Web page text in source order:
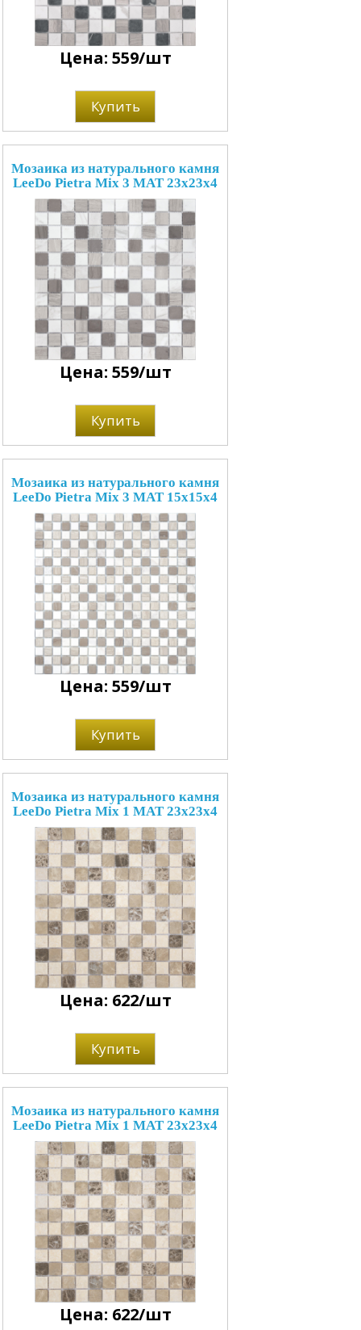
Цена: 559/шт
Купить
Мозаика из натурального камня
LeeDo Pietra Mix 3 MAT 23x23x4
Цена: 559/шт
Купить
Мозаика из натурального камня
LeeDo Pietra Mix 3 MAT 15x15x4
Цена: 559/шт
Купить
Мозаика из натурального камня
LeeDo Pietra Mix 1 MAT 23x23x4
Цена: 622/шт
Купить
Мозаика из натурального камня
LeeDo Pietra Mix 1 MAT 23x23x4
Цена: 622/шт